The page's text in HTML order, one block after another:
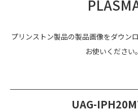
プリンストン製品の製品画像をダウン
お使いください。
UAG-